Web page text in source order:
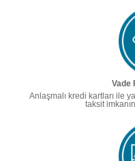
Vade
Anlaşmalı kredi kartları ile
taksit